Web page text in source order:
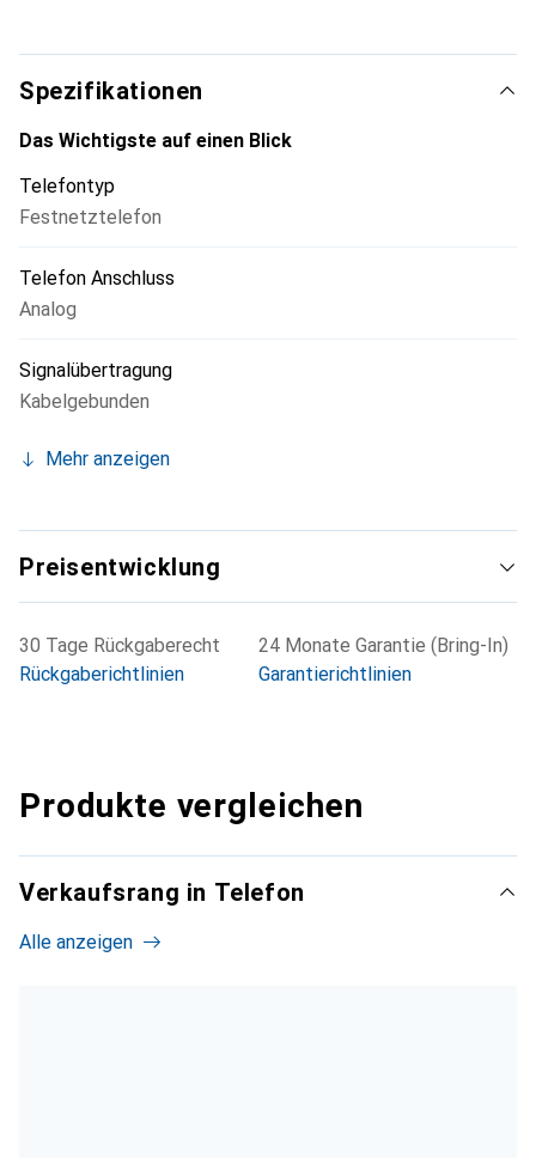
Spezifikationen
Das Wichtigste auf einen Blick
Telefontyp
Festnetztelefon
Telefon Anschluss
Analog
Signalübertragung
Kabelgebunden
Mehr anzeigen
Preisentwicklung
30 Tage Rückgaberecht
Rückgaberichtlinien
24 Monate Garantie (Bring-In)
Garantierichtlinien
Produkte vergleichen
Verkaufsrang in Telefon
Alle anzeigen